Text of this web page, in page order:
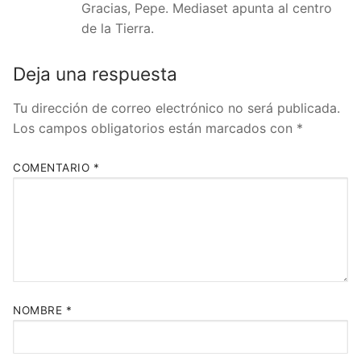
Gracias, Pepe. Mediaset apunta al centro
de la Tierra.
Deja una respuesta
Tu dirección de correo electrónico no será publicada.
Los campos obligatorios están marcados con *
COMENTARIO *
NOMBRE *